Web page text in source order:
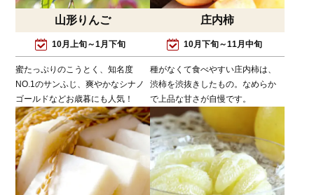
山形りんご
10月上旬～1月下旬
蜜たっぷりのこうとく、知名度
NO.1のサンふじ、爽やかなシナノ
ゴールドなどお歳暮にも人気！
庄内柿
10月下旬～11月中旬
種がなくて食べやすい庄内柿は、
渋柿を渋抜きしたもの。なめらか
で上品な甘さが自慢です。